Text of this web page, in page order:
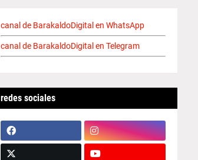
canal de BarakaldoDigital en WhatsApp
canal de BarakaldoDigital en Telegram
redes sociales